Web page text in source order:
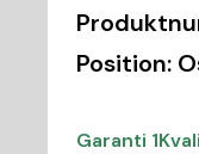
Position:
Garanti 1